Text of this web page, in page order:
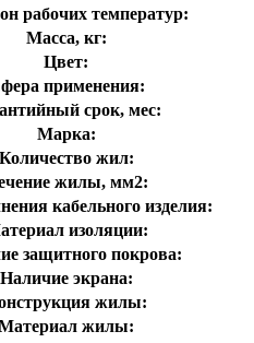
рабочих температур:
Масса, кг:
Цвет:
применения:
срок, мес:
Марка:
Количество жил:
жилы, мм2:
кабельного изделия:
изоляции:
защитного покрова:
Наличие экрана:
жилы:
жилы: